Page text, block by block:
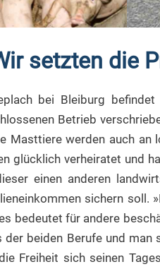
setzten die
bei Bleiburg
Betrieb
Masttiere werden auch an
glücklich verheiratet und
einen anderen
sichern soll.
bedeutet für andere
der beiden Berufe und man
Freiheit sich seinen